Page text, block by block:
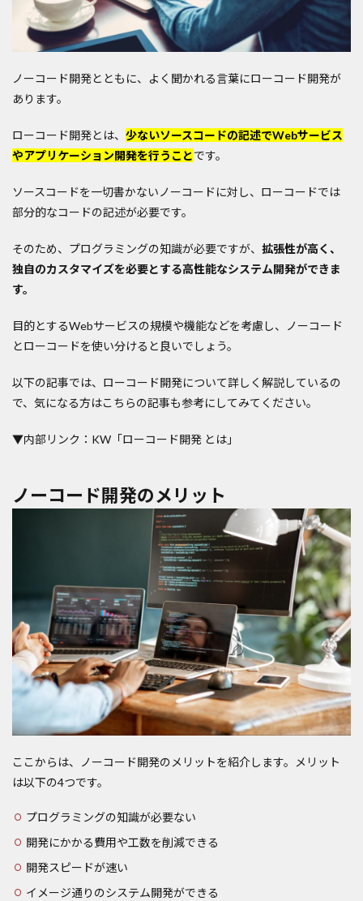
ノーコード開発とともに、よく聞かれる言葉にローコード開発が
あります。
ローコード開発とは、 少ないソースコードの記述でWebサービス
やアプリケーション開発を行うことです。
ソースコードを一切書かないノーコードに対し、ローコードでは
部分的なコードの記述が必要です。
そのため、プログラミングの知識が必要ですが、 拡張性が高く、
独自のカスタマイズを必要とする高性能なシステム開発ができま
す。
目的とするWebサービスの規模や機能などを考慮し、ノーコード
とローコードを使い分けると良いでしょう。
以下の記事では、ローコード開発について詳しく解説しているの
で、気になる方はこちらの記事も参考にしてみてください。
▼内部リンク：KW「ローコード開発 とは」
ノーコード開発のメリット
ここからは、ノーコード開発のメリットを紹介します。メリット
は以下の4つです。
プログラミングの知識が必要ない
開発にかかる費用や工数を削減できる
開発スピードが速い
イメージ通りのシステム開発ができる